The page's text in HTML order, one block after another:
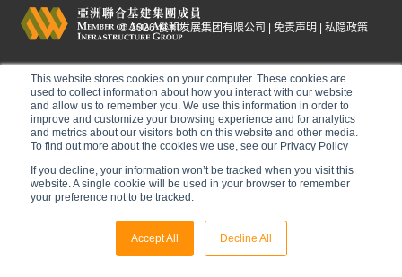
This website stores cookies on your computer. These cookies are
used to collect information about how you interact with our website
and allow us to remember you. We use this information in order to
improve and customize your browsing experience and for analytics
and metrics about our visitors both on this website and other media.
To find out more about the cookies we use, see our Privacy Policy
If you decline, your information won’t be tracked when you visit this
website. A single cookie will be used in your browser to remember
your preference not to be tracked.
Accept All Decline All
©2026俊和发展集团有限公司 | 免责声明 私隐政策